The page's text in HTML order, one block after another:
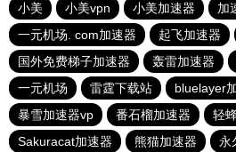
小美
小美vpn 小美加速器
加
一元机场. com加速器
起飞加速器
国外免费梯子加速器
轰雷加速器
一元机场
雷霆下载站 bluelayer
暴雪加速器vp
番石榴加速器
轻
Sakuracat加速器
熊猫加速器
永